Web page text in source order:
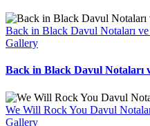
Back in Black Davul Notaları ve
Gallery
Back in Black Davul Notaları
We Will Rock You Davul
Gallery